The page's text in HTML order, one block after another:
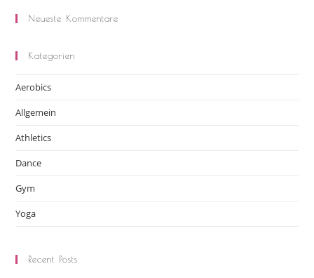
Neueste Kommentare
Kategorien
Aerobics
Allgemein
Athletics
Dance
Gym
Yoga
Recent Posts